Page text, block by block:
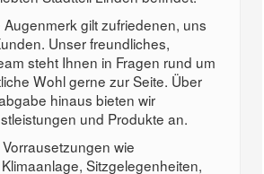
gilt zufriedenen, uns
Unser freundliches,
steht Ihnen in Fragen rund um
Wohl gerne zur Seite. Über
hinaus bieten wir
und Produkte an.
wie
Sitzgelegenheiten,